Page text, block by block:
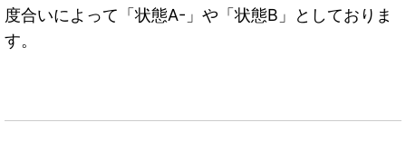
度合いによって「状態A-」や「状態B」としておりま
す。